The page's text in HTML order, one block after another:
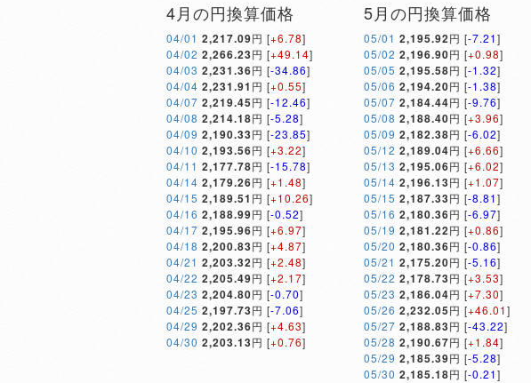
4月の円換算価格
04/01 2,217.09円 [+6.78]
04/02 2,266.23円 [+49.14]
04/03 2,231.36円 [-34.86]
04/04 2,231.91 円 [+0.55]
04/07 2,219.45円 [-12.46]
04/08 2,214.18円 [-5.28]
04/09 2,190.33円 [-23.85]
04/10 2,193.56円 [+3.22]
04/11 2,177.78円 [-15.78]
04/14 2,179.26円 [+1.48]
04/15 2,189.51 円 [+10.26]
04/16 2,188.99円 [-0.52]
04/17 2,195.96円 [+6.97]
04/18 2,200.83円 [+4.87]
04/21 2,203.32円 [+2.48]
04/22 2,205.49円 [+2.17]
04/23 2,204.80円 [-0.70]
04/25 2,197.73円 [-7.06]
04/29 2,202.36円 [+4.63]
04/30 2,203.13円 [+0.76]
5月の円換算価格
05/01 2,195.92円 [-7.21]
05/02 2,196.90円 [+0.98]
05/05 2,195.58円 [-1.32]
05/06 2,194.20円 [-1.38]
05/07 2,184.44円 [-9.76]
05/08 2,188.40円 [+3.96]
05/09 2,182.38円 [-6.02]
05/12 2,189.04円 [+6.66]
05/13 2,195.06円 [+6.02]
05/14 2,196.13円 [+1.07]
05/15 2,187.33円 [-8.81]
05/16 2,180.36円 [-6.97]
05/19 2,181.22円 [+0.86]
05/20 2,180.36円 [-0.86]
05/21 2,175.20円 [-5.16]
05/22 2,178.73円 [+3.53]
05/23 2,186.04円 [+7.30]
05/26 2,232.05円 [+46.01]
05/27 2,188.83円 [-43.22]
05/28 2,190.67円 [+1.84]
05/29 2,185.39円 [-5.28]
05/30 2,185.18円 [-0.21]